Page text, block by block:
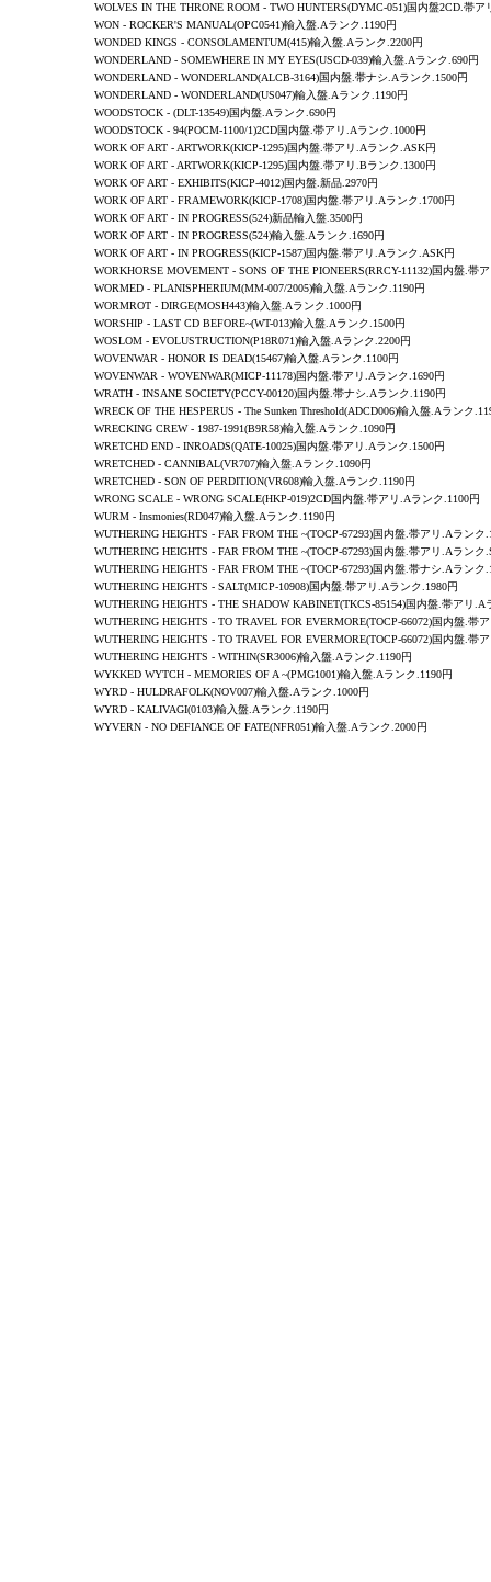
WOLVES IN THE THRONE ROOM - TWO HUNTERS(DYMC-051)国内盤2CD.帯ア
WON - ROCKER'S MANUAL(OPC0541)輸入盤.Aランク.1190円
WONDED KINGS - CONSOLAMENTUM(415)輸入盤.Aランク.2200円
WONDERLAND - SOMEWHERE IN MY EYES(USCD-039)輸入盤.Aランク.690円
WONDERLAND - WONDERLAND(ALCB-3164)国内盤.帯ナシ.Aランク.1500円
WONDERLAND - WONDERLAND(US047)輸入盤.Aランク.1190円
WOODSTOCK - (DLT-13549)国内盤.Aランク.690円
WOODSTOCK - 94(POCM-1100/1)2CD国内盤.帯アリ.Aランク.1000円
WORK OF ART - ARTWORK(KICP-1295)国内盤.帯アリ.Aランク.ASK円
WORK OF ART - ARTWORK(KICP-1295)国内盤.帯アリ.Bランク.1300円
WORK OF ART - EXHIBITS(KICP-4012)国内盤.新品.2970円
WORK OF ART - FRAMEWORK(KICP-1708)国内盤.帯アリ.Aランク.1700円
WORK OF ART - IN PROGRESS(524)新品輸入盤.3500円
WORK OF ART - IN PROGRESS(524)輸入盤.Aランク.1690円
WORK OF ART - IN PROGRESS(KICP-1587)国内盤.帯アリ.Aランク.ASK円
WORKHORSE MOVEMENT - SONS OF THE PIONEERS(RRCY-11132)国内盤.帯
WORMED - PLANISPHERIUM(MM-007/2005)輸入盤.Aランク.1190円
WORMROT - DIRGE(MOSH443)輸入盤.Aランク.1000円
WORSHIP - LAST CD BEFORE~(WT-013)輸入盤.Aランク.1500円
WOSLOM - EVOLUSTRUCTION(P18R071)輸入盤.Aランク.2200円
WOVENWAR - HONOR IS DEAD(15467)輸入盤.Aランク.1100円
WOVENWAR - WOVENWAR(MICP-11178)国内盤.帯アリ.Aランク.1690円
WRATH - INSANE SOCIETY(PCCY-00120)国内盤.帯ナシ.Aランク.1190円
WRECK OF THE HESPERUS - The Sunken Threshold(ADCD006)輸入盤.Aランク
WRECKING CREW- 1987-1991(B9R58)輸入盤.Aランク.1090円
WRETCHD END - INROADS(QATE-10025)国内盤.帯アリ.Aランク.1500円
WRETCHED - CANNIBAL(VR707)輸入盤.Aランク.1090円
WRETCHED - SON OF PERDITION(VR608)輸入盤.Aランク.1190円
WRONG SCALE - WRONG SCALE(HKP-019)2CD国内盤.帯アリ.Aランク.1100円
WURM - Insmonies(RD047)輸入盤.Aランク.1190円
WUTHERING HEIGHTS - FAR FROM THE ~(TOCP-67293)国内盤.帯アリ.Aランク
WUTHERING HEIGHTS - FAR FROM THE ~(TOCP-67293)国内盤.帯アリ.Aランク
WUTHERING HEIGHTS - FAR FROM THE ~(TOCP-67293)国内盤.帯ナシ.Aランク
WUTHERING HEIGHTS - SALT(MICP-10908)国内盤.帯アリ.Aランク.1980円
WUTHERING HEIGHTS - THE SHADOW KABINET(TKCS-85154)国内盤.帯アリ.A
WUTHERING HEIGHTS - TO TRAVEL FOR EVERMORE(TOCP-66072)国内盤.帯
WUTHERING HEIGHTS - TO TRAVEL FOR EVERMORE(TOCP-66072)国内盤.帯
WUTHERING HEIGHTS - WITHIN(SR3006)輸入盤.Aランク.1190円
WYKKED WYTCH - MEMORIES OF A ~(PMG1001)輸入盤.Aランク.1190円
WYRD - HULDRAFOLK(NOV007)輸入盤.Aランク.1000円
WYRD - KALIVAGI(0103)輸入盤.Aランク.1190円
WYVERN - NO DEFIANCE OF FATE(NFR051)輸入盤.Aランク.2000円